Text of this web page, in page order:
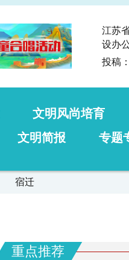
江苏
设办
投稿
文明风尚培育
文明简报 专题
宿迁
重点推荐